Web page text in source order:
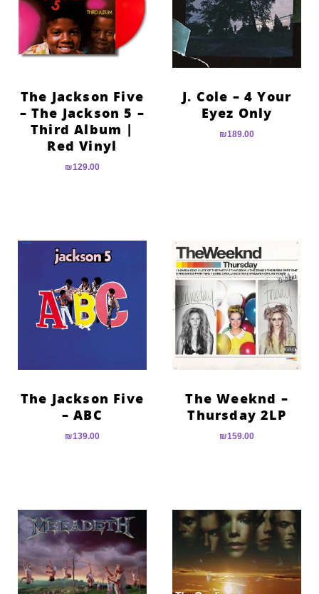
J. Cole – 4 Your
Eyez Only
₪189.00
The Jackson Five
– The Jackson 5 –
Third Album |
Red Vinyl
₪129.00
The Weeknd –
Thursday 2LP
₪159.00
The Jackson Five
– ABC
₪139.00